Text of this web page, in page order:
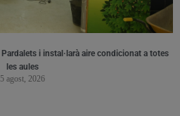
i instal·larà aire condicionat a totes
les aules
5 agost, 2026